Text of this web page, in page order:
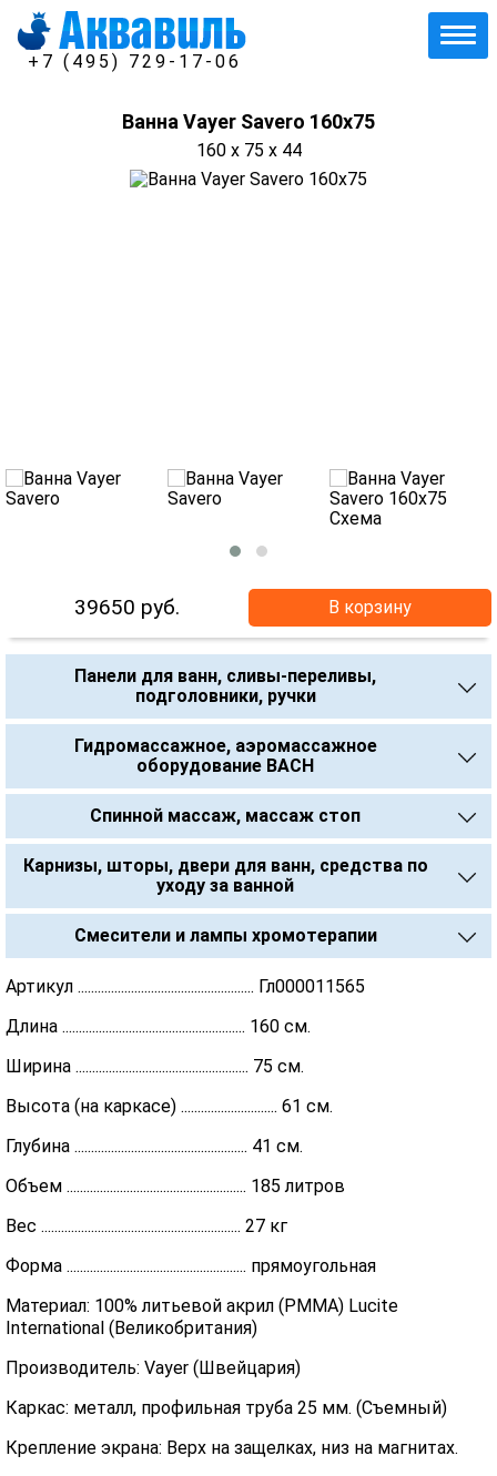
+7 (495) 729-17-06
Ванна Vayer Savero 160x75
160 x 75 x 44
39650 руб. В корзину
Панели для ванн, сливы-переливы,
подголовники, ручки
Гидромассажное, аэромассажное
оборудование BACH
Спинной массаж, массаж стоп
Карнизы, шторы, двери для ванн, средства по
уходу за ванной
Смесители и лампы хромотерапии
Артикул ..................................................... Гл000011565
Длина ....................................................... 160 см.
Ширина .................................................... 75 см.
Высота (на каркасе) ............................. 61 см.
Глубина .................................................... 41 см.
Объем ...................................................... 185 литров
Вес ............................................................ 27 кг
Форма ...................................................... прямоугольная
Материал: 100% литьевой акрил (PMMA) Lucite
International (Великобритания)
Производитель: Vayer (Швейцария)
Каркас: металл, профильная труба 25 мм. (Съемный)
Крепление экрана: Верх на защелках, низ на магнитах.